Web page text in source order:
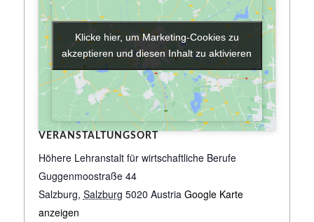
VERANSTALTUNGSORT
Höhere Lehranstalt für wirtschaftliche Berufe
Guggenmoostraße 44
Salzburg, Salzburg 5020 Austria Google Karte
anzeigen
Klicke hier, um Marketing-Cookies zu
akzeptieren und diesen Inhalt zu aktivieren
Klicke hier, um Marketing-Cookies zu
akzeptieren und diesen Inhalt zu aktivieren